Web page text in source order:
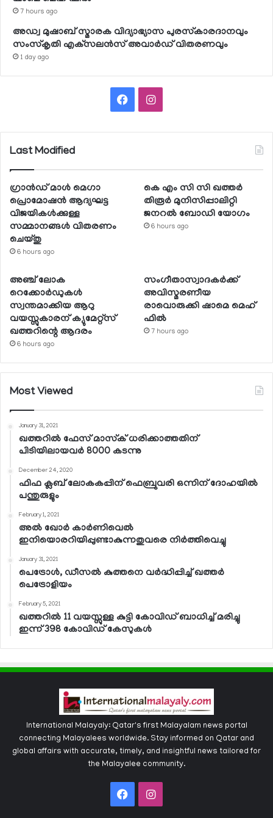
7 hours ago
അഡ്വ മുഷാബ് സ്മാരക വിദ്യാഭ്യാസ പുരസ്‌കാരദാനവും
സംസ്‌കൃതി എക്‌സലന്‍സ് അവാര്‍ഡ് വിതരണവും
1 day ago
FacebookInstagram
Last Modified
ഗ്രാന്‍ഡ് മാള്‍ മെഗാ
പ്രൊമോഷന്‍ ആദ്യഘട്ട
വിജയികള്‍ക്കുള്ള
സമ്മാനങ്ങള്‍ വിതരണം
ചെയ്തു
6 hours ago
കെ എം സി സി ഖത്തര്‍
തിരൂര്‍ മുനിസിപ്പാലിറ്റി
ജനറല്‍ ബോഡി യോഗം
6 hours ago
അഞ്ച് ലോക
റെക്കോര്‍ഡുകള്‍
സ്വന്തമാക്കിയ ആറു
വയസ്സുകാരന് ക്യുമേറ്റ്‌സ്
ഖത്തറിന്റെ ആദരം
6 hours ago
സംഗീതാസ്വാദകര്‍ക്ക്
അവിസ്മരണീയ
രാവൊരുക്കി ഷാമെ മെഹ്
ഫില്‍
7 hours ago
Most Viewed
January 31, 2021
ഖത്തറില്‍ ഫേസ് മാസ്‌ക് ധരിക്കാത്തതിന്
പിടിയിലായവര്‍ 8000 കടന്നു
December 24, 2020
ഫിഫ ക്ലബ് ലോകകപ്പിന് ഫെബ്രുവരി ഒന്നിന് ദോഹയില്‍
പന്തുരുളും
February 1, 2021
അല്‍ ഖോര്‍ കാര്‍ണിവെല്‍
ഇനിയൊരറിയിപ്പുണ്ടാകുന്നതുവരെ നിര്‍ത്തിവെച്ചു
January 31, 2021
പെട്രോള്‍, ഡീസല്‍ കുത്തനെ വര്‍ദ്ധിപ്പിച്ച് ഖത്തര്‍
പെട്രോളിയം
February 5, 2021
ഖത്തറില്‍ 11 വയസ്സുള്ള കുട്ടി കോവിഡ് ബാധിച്ച് മരിച്ചു
ഇന്ന് 398 കോവിഡ് കേസുകള്‍
International Malayaly: Qatar's first Malayalam news portal
connecting Malayalees worldwide. Stay informed on Qatar and
global affairs with accurate, timely, and insightful news tailored for
the Malayalee community.
FacebookInstagram